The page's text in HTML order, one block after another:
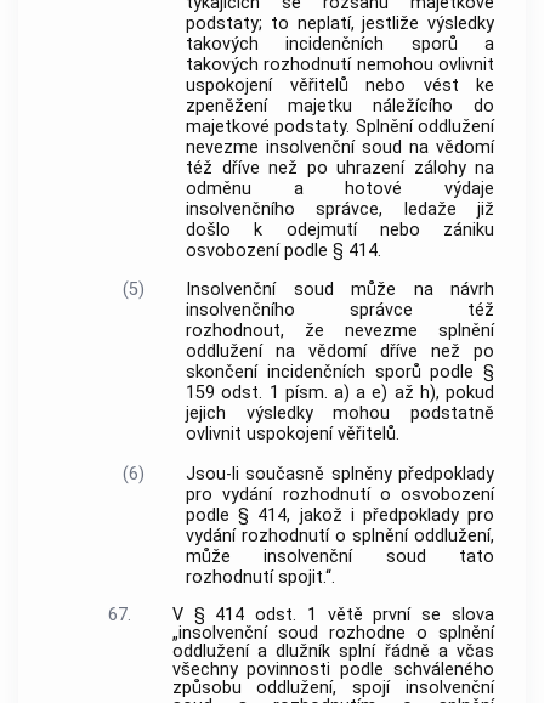
podstaty; to neplatí, jestliže výsledky
takových incidenčních sporů a
takových rozhodnutí nemohou ovlivnit
uspokojení věřitelů nebo vést ke
zpeněžení majetku náležícího do
majetkové podstaty. Splnění oddlužení
nevezme insolvenční soud na vědomí
též dříve než po uhrazení zálohy na
odměnu a hotové výdaje
insolvenčního správce, ledaže již
došlo k odejmutí nebo zániku
osvobození podle § 414.
(5)
Insolvenční soud může na návrh
insolvenčního správce též
rozhodnout, že nevezme splnění
oddlužení na vědomí dříve než po
skončení incidenčních sporů podle §
159 odst. 1 písm. a) a e) až h), pokud
jejich výsledky mohou podstatně
ovlivnit uspokojení věřitelů.
(6)
Jsou-li současně splněny předpoklady
pro vydání rozhodnutí o osvobození
podle § 414, jakož i předpoklady pro
vydání rozhodnutí o splnění oddlužení,
může insolvenční soud tato
rozhodnutí spojit.“.
67.
V § 414 odst. 1 větě první se slova
„insolvenční soud rozhodne o splnění
oddlužení a dlužník splní řádně a včas
všechny povinnosti podle schváleného
způsobu oddlužení, spojí insolvenční